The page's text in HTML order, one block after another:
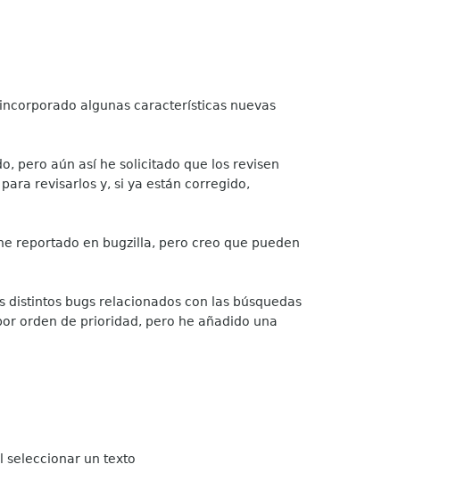
algunas características nuevas
pero aún así he solicitado que los revisen
revisarlos y, si ya están corregido,
reportado en bugzilla, pero creo que pueden
bugs relacionados con las búsquedas
orden de prioridad, pero he añadido una
seleccionar un texto